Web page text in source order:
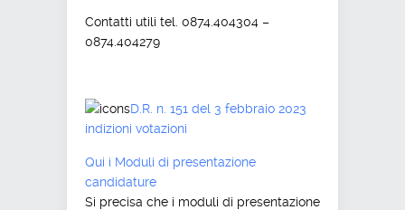
Contatti utili tel. 0874.404304 –
0874.404279
D.R. n. 151 del 3 febbraio 2023
indizioni votazioni
Qui i Moduli di presentazione
candidature
Si precisa che i moduli di presentazione